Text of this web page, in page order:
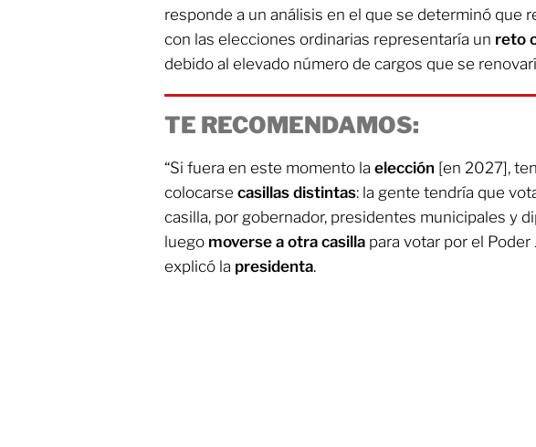
responde a un análisis en el que se determinó que
con las elecciones ordinarias representaría un reto
debido al elevado número de cargos que se
TE RECOMENDAMOS:
“Si fuera en este momento la elección [en 2027],
colocarse casillas distintas: la gente tendría que
casilla, por gobernador, presidentes municipales y
luego moverse a otra casilla para votar por el Poder
explicó la presidenta.